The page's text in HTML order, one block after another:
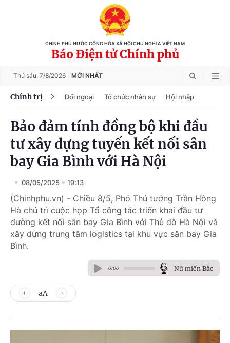
CHÍNH PHỦ NƯỚC CỘNG HÒA XÃ HỘI CHỦ NGHĨA VIỆT NAM
Báo Điện tử Chính phủ
Thứ sáu, 7/8/2026 MỚI NHẤT
Chính trị Đối ngoại Tổ chức nhân sự Hội nhập
Bảo đảm tính đồng bộ khi đầu
tư xây dựng tuyến kết nối sân
bay Gia Bình với Hà Nội
08/05/2025 19:13
(Chinhphu.vn) - Chiều 8/5, Phó Thủ tướng Trần Hồng
Hà chủ trì cuộc họp Tổ công tác triển khai đầu tư
đường kết nối sân bay Gia Bình với Thủ đô Hà Nội và
xây dựng trung tâm logistics tại khu vực sân bay Gia
Bình.
0:00 Nữ miền Bắc
aA